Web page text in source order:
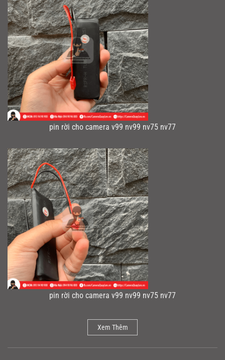
pin rời cho camera v99 nv99 nv75 nv77
pin rời cho camera v99 nv99 nv75 nv77
Xem Thêm